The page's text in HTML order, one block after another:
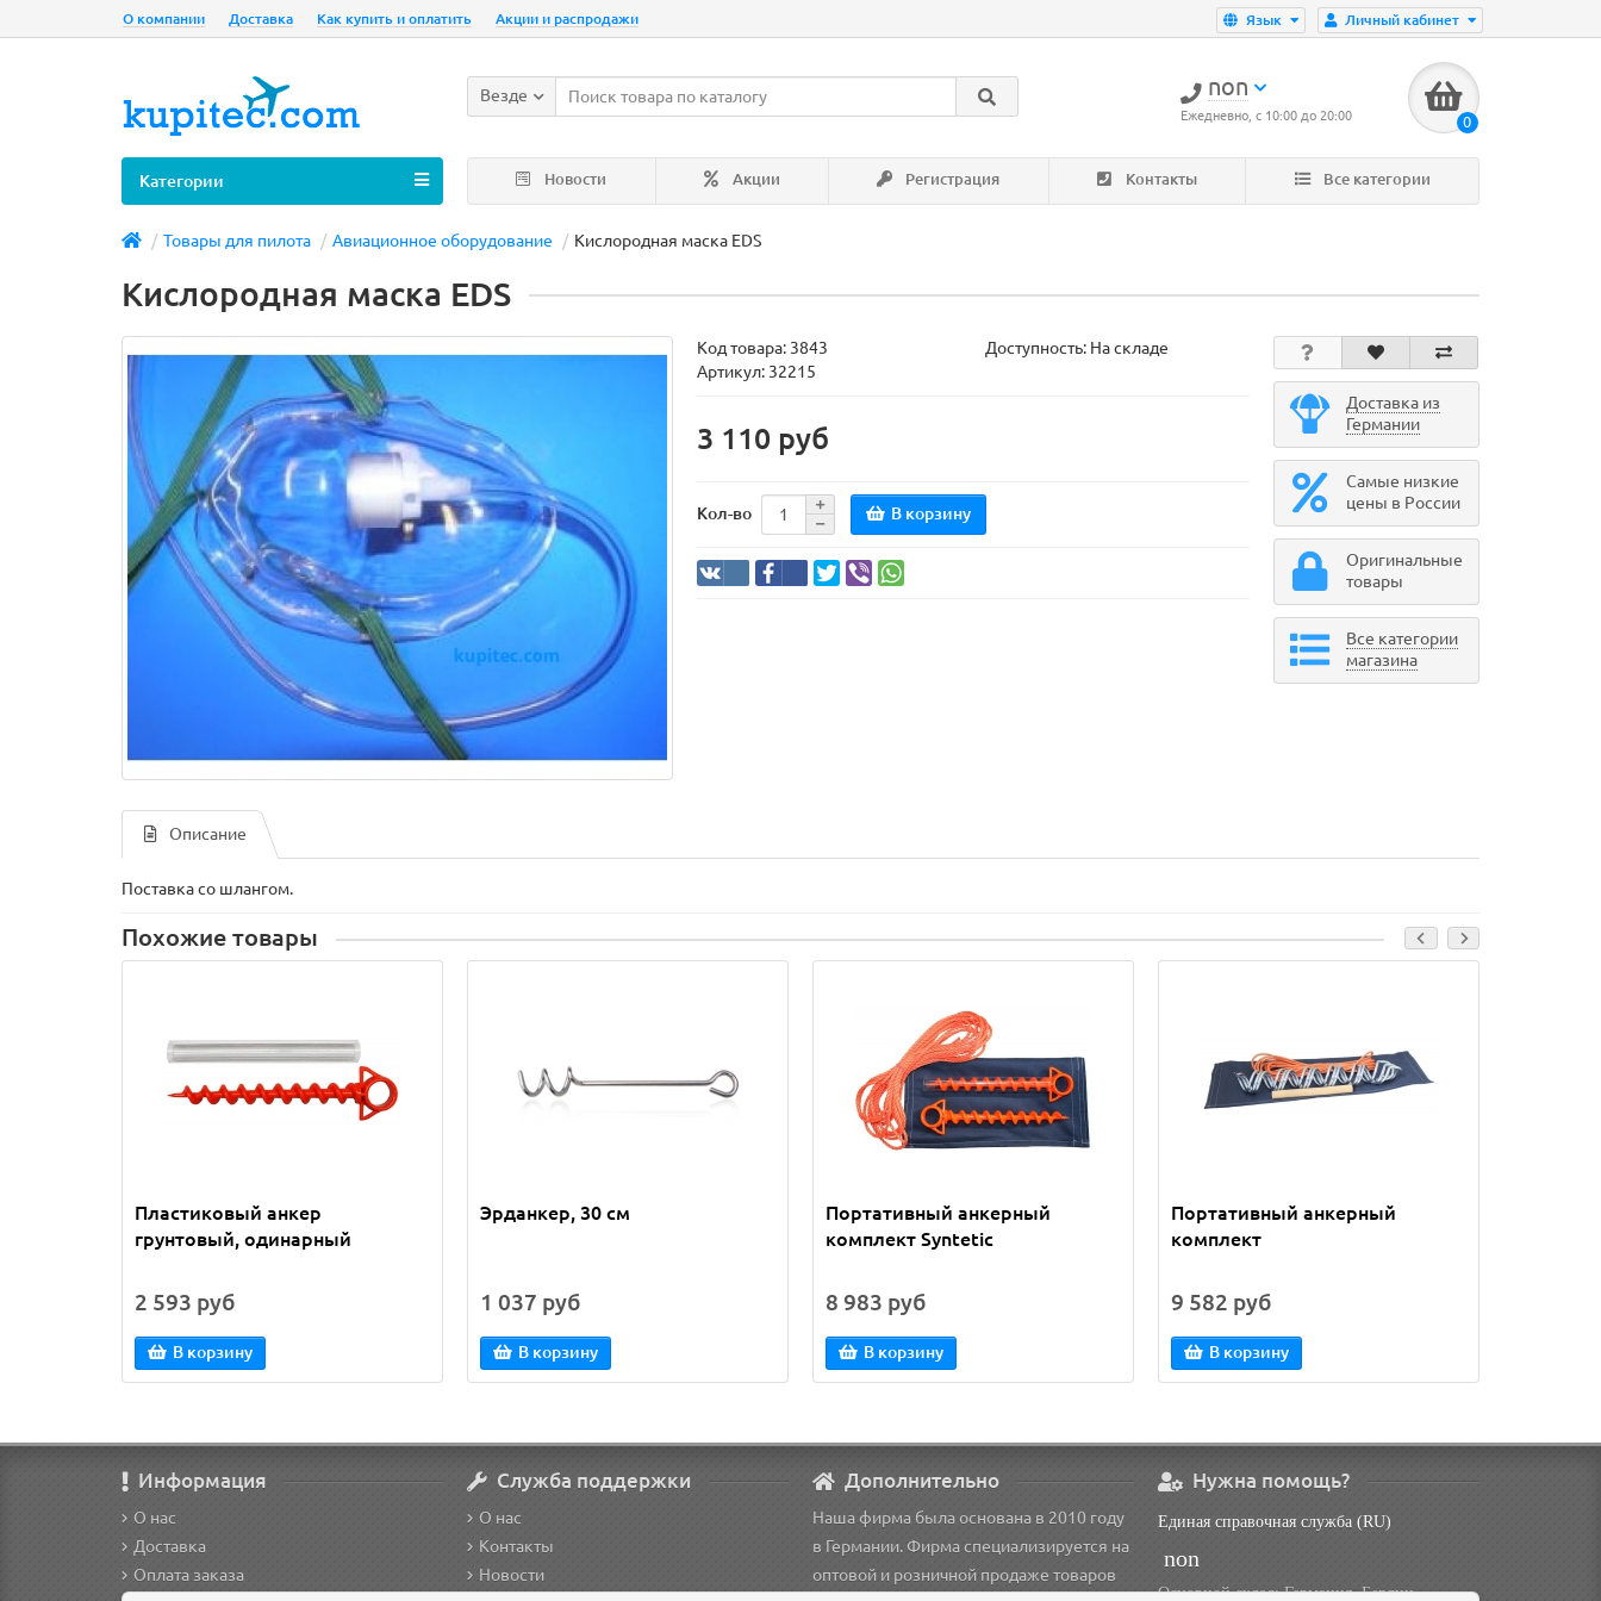
Личный кабинет
Язык
О компании Доставка Как купить и оплатить Акции и распродажи
non
Ежедневно, с 10:00 до 20:00 0
Везде
Новости Акции Регистрация Контакты Все категории
Категории
Товары для пилота Авиационное оборудование Кислородная маска EDS
Кислородная маска EDS
Код товара: 3843
Доступность: На складе
Артикул: 32215
3 110 руб
Кол-во В корзину
Доставка из
Германии
Самые низкие
цены в России
Оригинальные
товары
Все категории
магазина
Описание
Поставка со шлангом.
Похожие товары
Пластиковый анкер
грунтовый, одинарный
2 593 руб
В корзину
Эрданкер, 30 см
1 037 руб
В корзину
Портативный анкерный
комплект Syntetic
8 983 руб
В корзину
Портативный анкерный
комплект
9 582 руб
В корзину
Информация
О нас
Доставка
Оплата заказа
Служба поддержки
О нас
Контакты
Новости
Дополнительно
Наша фирма была основана в 2010 году
в Германии. Фирма специализируется на
оптовой и розничной продаже товаров
Нужна помощь?
Единая справочная служба (RU)
non
Основной склад: Германия, Берлин